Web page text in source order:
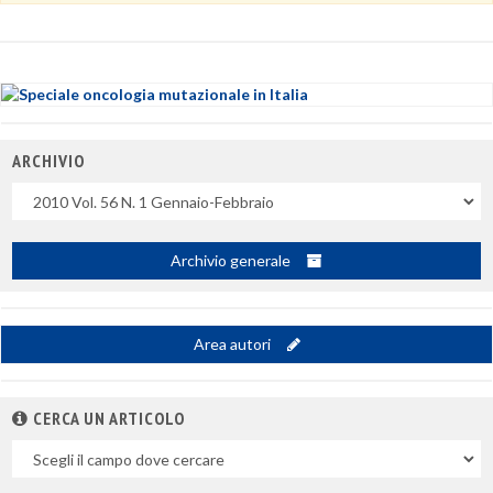
ARCHIVIO
Archivio generale
Area autori
CERCA UN ARTICOLO
campo